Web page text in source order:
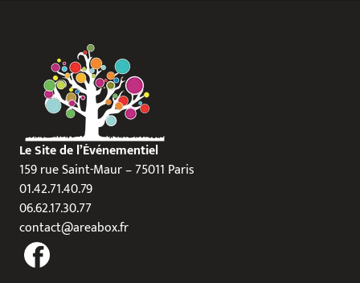
Le Site de l’Événementiel
159 rue Saint-Maur – 75011 Paris
01.42.71.40.79
06.62.17.30.77
contact@areabox.fr